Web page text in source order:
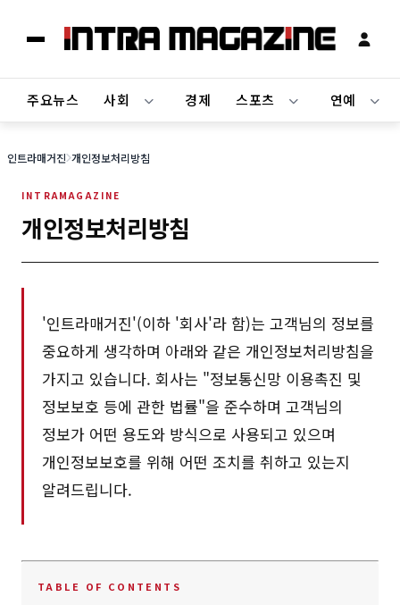
주요뉴스 사회 경제 스포츠 연예
인트라매거진 개인정보처리방침
개인정보처리방침
'인트라매거진'(이하 '회사'라 함)는 고객님의 정보를
중요하게 생각하며 아래와 같은 개인정보처리방침을
가지고 있습니다. 회사는 "정보통신망 이용촉진 및
정보보호 등에 관한 법률"을 준수하며 고객님의
정보가 어떤 용도와 방식으로 사용되고 있으며
개인정보보호를 위해 어떤 조치를 취하고 있는지
알려드립니다.